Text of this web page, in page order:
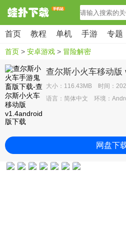
首页 教程 单机 手游 专题
首页 > 安卓游戏 > 冒险解密
查尔斯小火车移动版
大小：116.43MB 时间：
语言：简体中文 环境：
网盘下